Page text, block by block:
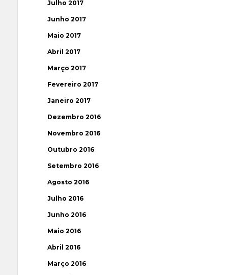
Julho 2017
Junho 2017
Maio 2017
Abril 2017
Março 2017
Fevereiro 2017
Janeiro 2017
Dezembro 2016
Novembro 2016
Outubro 2016
Setembro 2016
Agosto 2016
Julho 2016
Junho 2016
Maio 2016
Abril 2016
Março 2016